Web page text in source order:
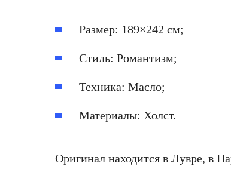
Размер: 189×242 см;
Стиль: Романтизм;
Техника: Масло;
Материалы: Холст.
Оригинал находится в Лувре, в